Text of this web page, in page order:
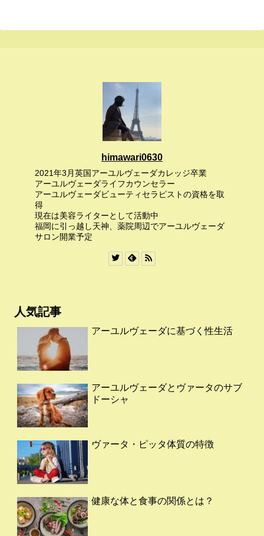
himawari0630
2021年3月英国アーユルヴェーダカレッジ卒業
アーユルヴェーダライフカウンセラー
アーユルヴェーダビューティセラピストの資格を取
得
現在は美容ライターとして活動中
福岡に引っ越し天神、薬院周辺でアーユルヴェーダ
サロン開業予定
人気記事
アーユルヴェーダに基づく性生活
アーユルヴェーダとヴァータのサブ
ドーシャ
ヴァータ・ピッタ体質の特徴
健康な体と食事の関係とは？